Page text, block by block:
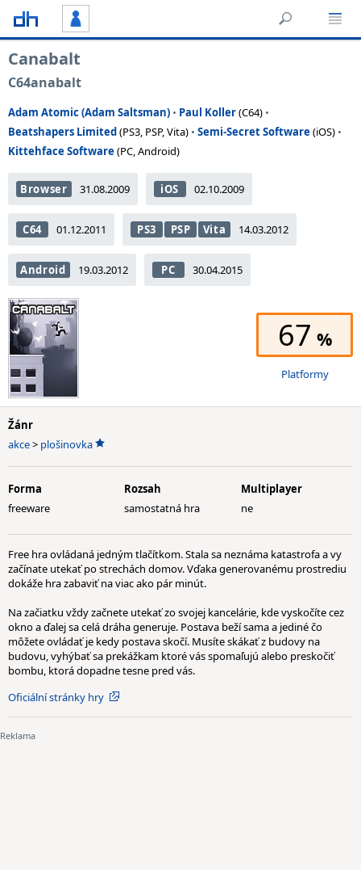
Canabalt
C64anabalt
Adam Atomic (Adam Saltsman) • Paul Koller(C64) •
Beatshapers Limited(PS3, PSP, Vita) • Semi-Secret Software(iOS) •
Kittehface Software(PC, Android)
Browser 31.08.2009 iOS 02.10.2009
C64 01.12.2011 PS3 PSP Vita 14.03.2012
Android 19.03.2012 PC 30.04.2015
67
Platformy
Žánr
akce> plošinovka
Forma
freeware
Rozsah
samostatná hra
Multiplayer
ne
Free hra ovládaná jedným tlačítkom. Stala sa neznáma katastrofa a vy
začínate utekať po strechách domov. Vďaka generovanému prostrediu
dokáže hra zabaviť na viac ako pár minút.
Na začiatku vždy začnete utekať zo svojej kancelárie, kde vyskočíte cez
okno a ďalej sa celá dráha generuje. Postava beží sama a jediné čo
môžete ovládať je kedy postava skočí. Musíte skákať z budovy na
budovu, vyhýbať sa prekážkam ktoré vás spomaľujú alebo preskočiť
bombu, ktorá dopadne tesne pred vás.
Oficiální stránky hry